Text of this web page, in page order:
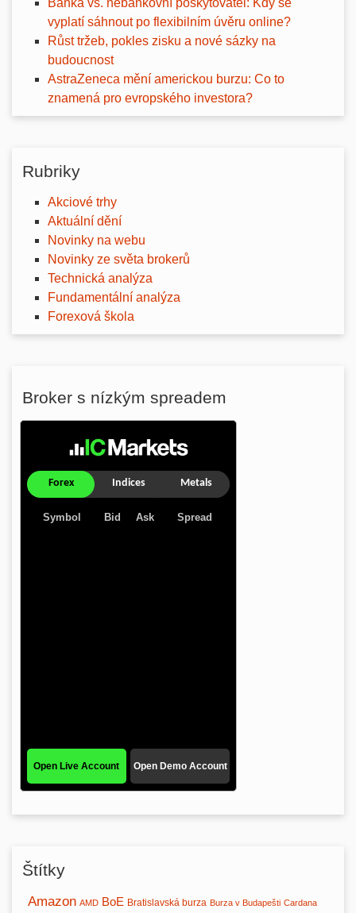
vyplatí sáhnout po flexibilním úvěru online?
Růst tržeb, pokles zisku a nové sázky na
budoucnost
AstraZeneca mění americkou burzu: Co to
znamená pro evropského investora?
Rubriky
Akciové trhy
Aktuální dění
Novinky na webu
Novinky ze světa brokerů
Technická analýza
Fundamentální analýza
Forexová škola
Broker s nízkým spreadem
Štítky
Amazon AMD BoE Bratislavská burza Burza v Budapešti Cardana